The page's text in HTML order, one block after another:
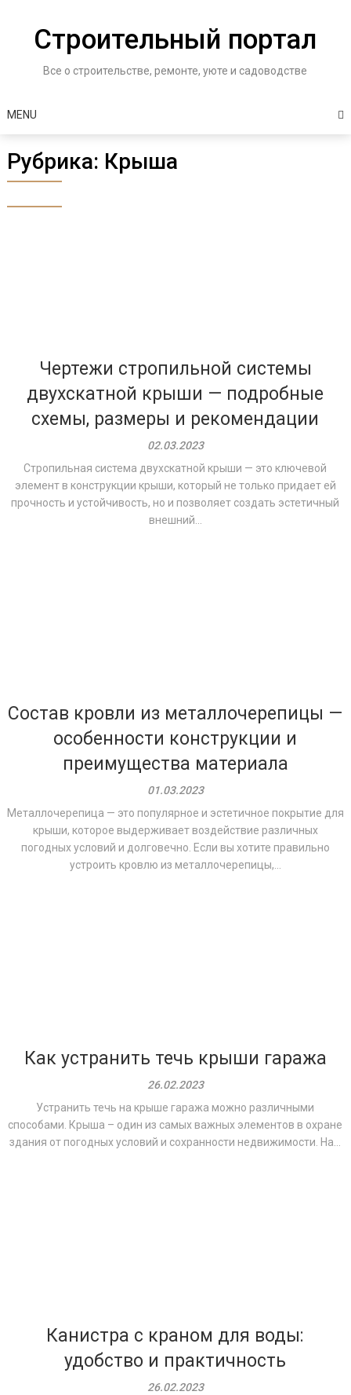
contentСтроительный портал
Все о строительстве, ремонте, уюте и садоводстве
MENU
Рубрика: Крыша
Чертежи стропильной системы
двухскатной крыши — подробные
схемы, размеры и рекомендации
02.03.2023
Стропильная система двухскатной крыши — это ключевой
элемент в конструкции крыши, который не только придает ей
прочность и устойчивость, но и позволяет создать эстетичный
внешний...
Состав кровли из металлочерепицы —
особенности конструкции и
преимущества материала
01.03.2023
Металлочерепица — это популярное и эстетичное покрытие для
крыши, которое выдерживает воздействие различных
погодных условий и долговечно. Если вы хотите правильно
устроить кровлю из металлочерепицы,...
Как устранить течь крыши гаража
26.02.2023
Устранить течь на крыше гаража можно различными
способами. Крыша – один из самых важных элементов в охране
здания от погодных условий и сохранности недвижимости. На...
Канистра с краном для воды:
удобство и практичность
26.02.2023